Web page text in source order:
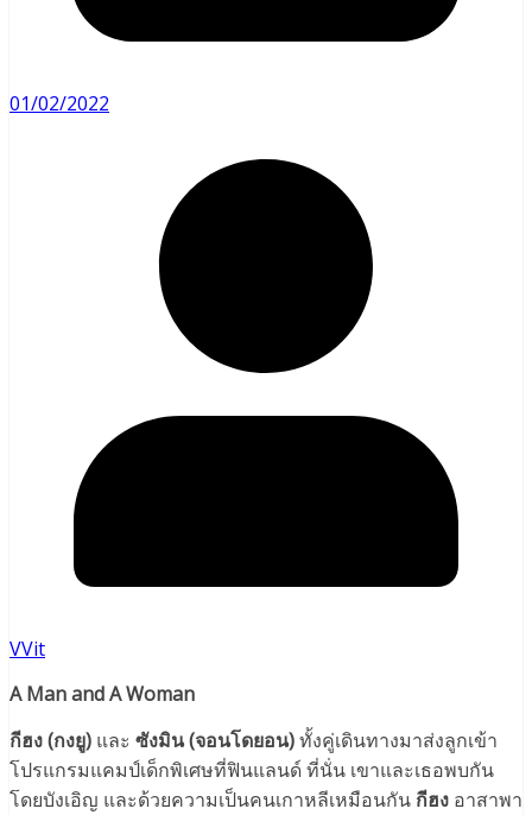
01/02/2022
VVit
A Man and A Woman
กีฮง (กงยู) และ ซังมิน (จอนโดยอน)ทั้งคู่เดินทางมาส่งลูกเข้า
โปรแกรมแคมป์เด็กพิเศษที่ฟินแลนด์ ที่นั่น เขาและเธอพบกัน
โดยบังเอิญ และด้วยความเป็นคนเกาหลีเหมือนกัน กีฮง อาสาพา